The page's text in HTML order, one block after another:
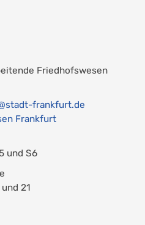
Friedhofswesen
frankfurt.de
Frankfurt
und S6
21